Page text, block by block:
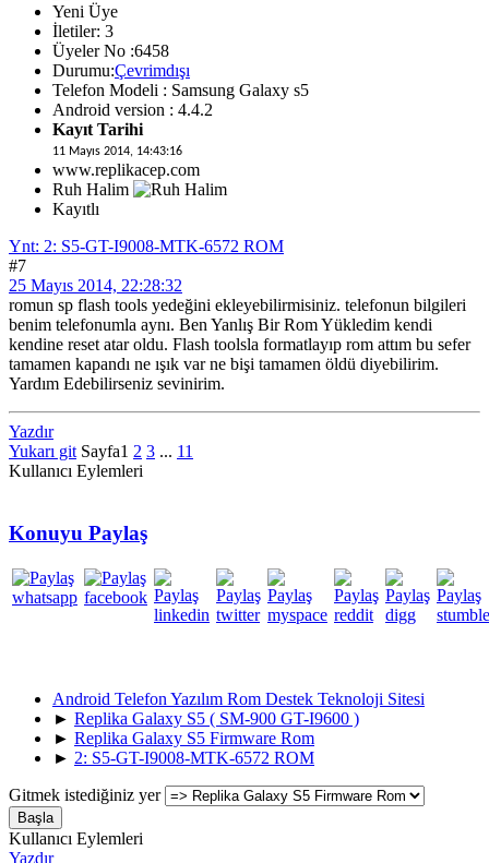
Yeni Üye
İletiler: 3
Üyeler No :6458
Durumu:Çevrimdışı
Telefon Modeli : Samsung Galaxy s5
Android version : 4.4.2
Kayıt Tarihi
11 Mayıs 2014, 14:43:16
www.replikacep.com
Ruh Halim
Kayıtlı
Ynt: 2: S5-GT-I9008-MTK-6572 ROM
#7
25 Mayıs 2014, 22:28:32
romun sp flash tools yedeğini ekleyebilirmisiniz. telefonun bilgileri
benim telefonumla aynı. Ben Yanlış Bir Rom Yükledim kendi
kendine reset atar oldu. Flash toolsla formatlayıp rom attım bu sefer
tamamen kapandı ne ışık var ne bişi tamamen öldü diyebilirim.
Yardım Edebilirseniz sevinirim.
Yazdır
Yukarı git Sayfa1 2 3 ... 11
Kullanıcı Eylemleri
Konuyu Paylaş
Android Telefon Yazılım Rom Destek Teknoloji Sitesi
► Replika Galaxy S5 ( SM-900 GT-I9600 )
► Replika Galaxy S5 Firmware Rom
► 2: S5-GT-I9008-MTK-6572 ROM
Gitmek istediğiniz yer
Kullanıcı Eylemleri
Yazdır